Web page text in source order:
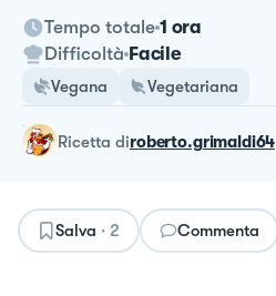
Tempo totale 1 ora
Difficoltà Facile
Vegana Vegetariana
ricetta diroberto.grimaldi64
Salva · 2 Commenta